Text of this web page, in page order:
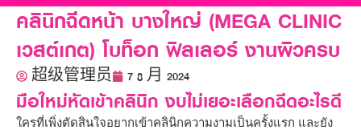
คลินิกฉีดหน้า บางใหญ่ (MEGA CLINIC
เวสต์เกต) โบท็อก ฟิลเลอร์ งานผิวครบ
超级管理员 7 8 月 2024
มือใหม่หัดเข้าคลินิก งบไม่เยอะเลือกฉีดอะไรดี
ใครที่เพิ่งตัดสินใจอยากเข้าคลินิกความงามเป็นครั้งแรก และยัง